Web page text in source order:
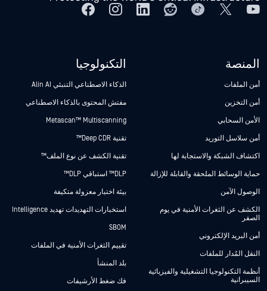
المنصة
أمن الملفات
أمن التخزين
الأمن السحابي
أمن سلاسل التوريد
اكتشاف الشبكة والاستجابة لها
حماية الوسائط الملحقة والقابلة للإزالة
الوصول الآمن
الكشف عن الثغرات الأمنية في يوم
الصفر
أمن البريد الإلكتروني
النقل المُدار للملفات
أنظمة التكنولوجيا التشغيلية والفيزيائية
السيبرانية
التكنولوجيا
الذكاء الاصطناعي التنبئي Alin AI
مفتش المحتوى بالذكاء الاصطناعي
Metascan™ Multiscanning
تقنية Deep CDR™
تقنية الكشف عن نوع الملف™
DLP™ استباقي DLP™
بيئة اختبار معزولة متكيفة
استخبارات التهديدات تهديد Intelligence
SBOM
تقييم الثغرات الأمنية في الملفات
بلد المنشأ
فك ضغط الأرشيفات